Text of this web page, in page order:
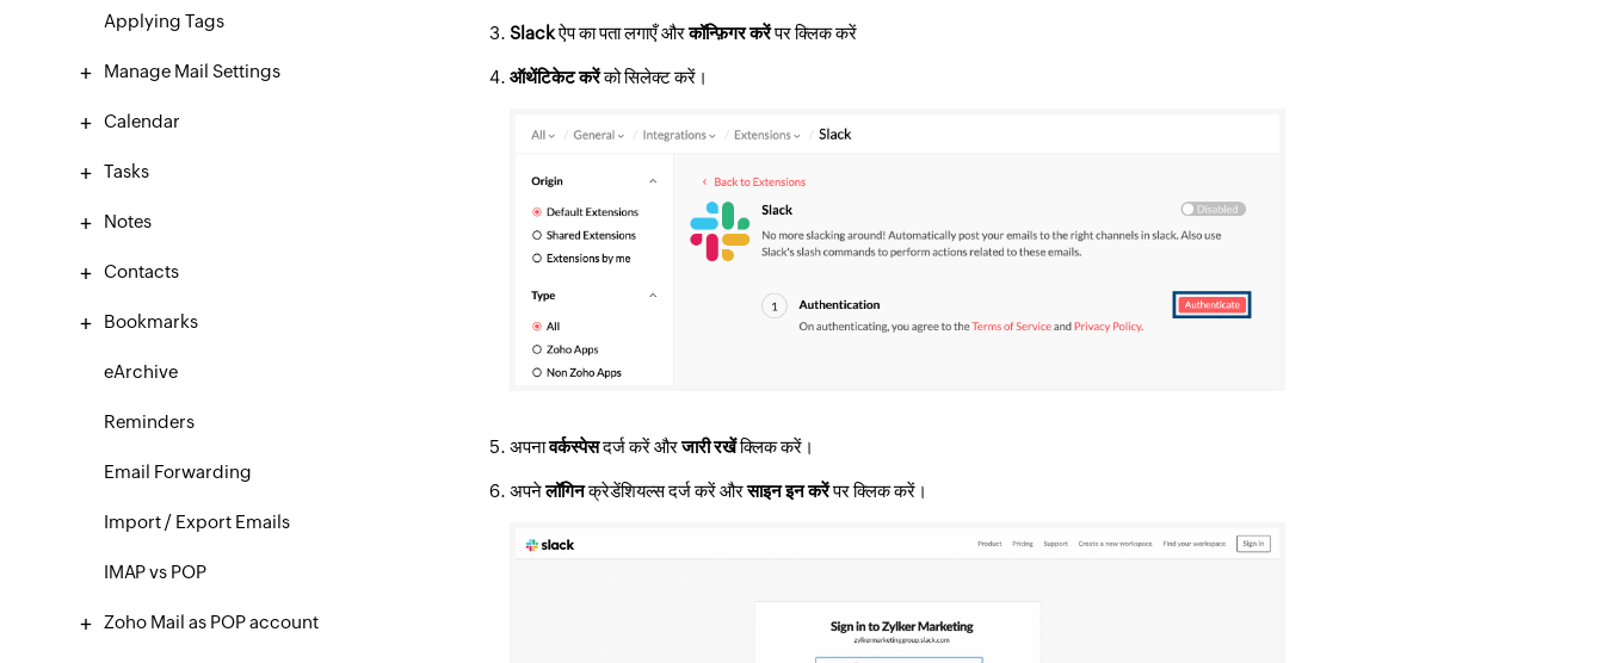
Applying Tags
Manage Mail Settings
Calendar
Tasks
Notes
Contacts
Bookmarks
eArchive
Reminders
Email Forwarding
Import / Export Emails
IMAP vs POP
Zoho Mail as POP account
Slackऐप का पता लगाएँ औरकॉन्फ़िगर करेंपर क्लिक करें
ऑथेंटिकेट करेंको सिलेक्ट करें।
अपनावर्कस्पेसदर्ज करें औरजारी रखेंक्लिक करें।
अपनेलॉगिनक्रेडेंशियल्स दर्ज करें औरसाइन इन करेंपर क्लिक करें।